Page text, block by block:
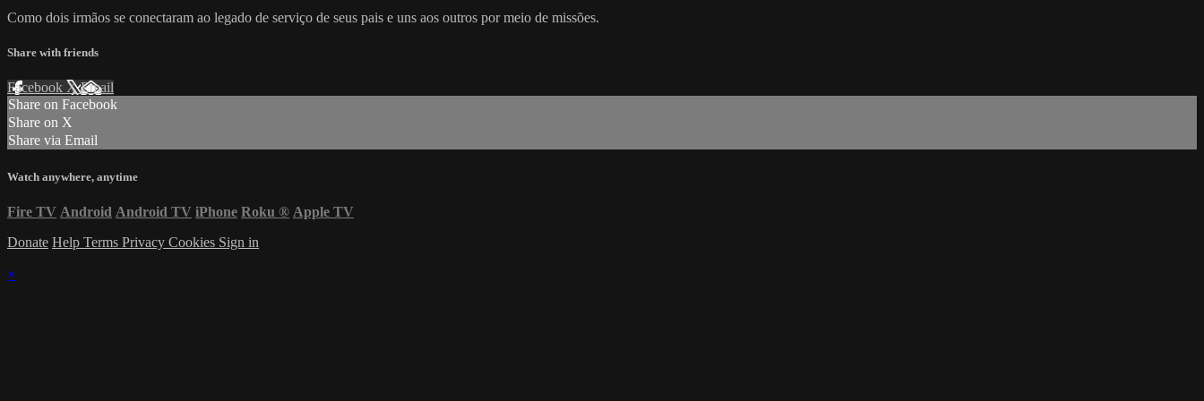
Como dois irmãos se conectaram ao legado de serviço de seus pais e uns aos outros por meio de missões.
Share with friends
Facebook XEmail
Share on Facebook
Share on X
Share via Email
Watch anywhere, anytime
Fire TV Android Android TV iPhone Roku ® Apple TV
Donate Help Terms Privacy Cookies Sign in
×